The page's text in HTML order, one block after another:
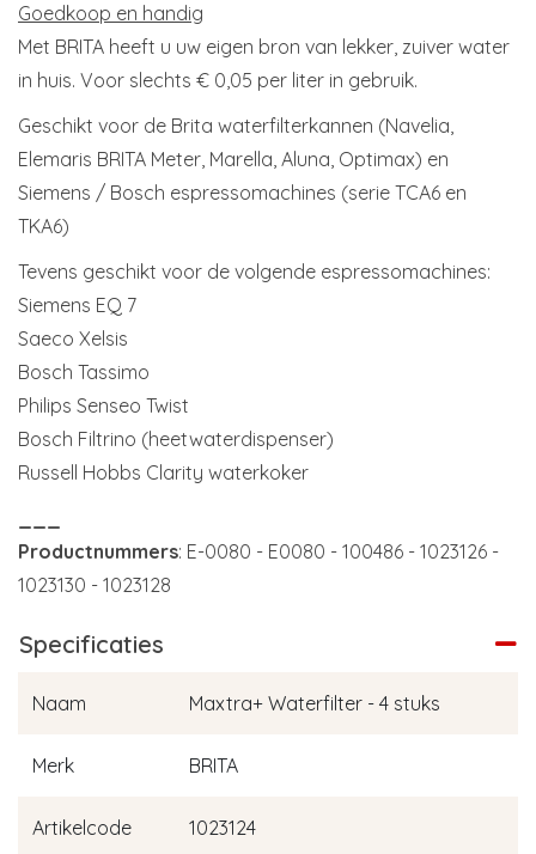
Goedkoop en handig
Met BRITA heeft u uw eigen bron van lekker, zuiver water
in huis. Voor slechts € 0,05 per liter in gebruik.
Geschikt voor de Brita waterfilterkannen (Navelia,
Elemaris BRITA Meter, Marella, Aluna, Optimax) en
Siemens / Bosch espressomachines (serie TCA6 en
TKA6)
Tevens geschikt voor de volgende espressomachines:
Siemens EQ 7
Saeco Xelsis
Bosch Tassimo
Philips Senseo Twist
Bosch Filtrino (heetwaterdispenser)
Russell Hobbs Clarity waterkoker
Productnummers: E-0080 - E0080 - 100486 - 1023126 -
1023130 - 1023128
Specificaties
Naam Maxtra+ Waterfilter - 4 stuks
Merk BRITA
Artikelcode 1023124